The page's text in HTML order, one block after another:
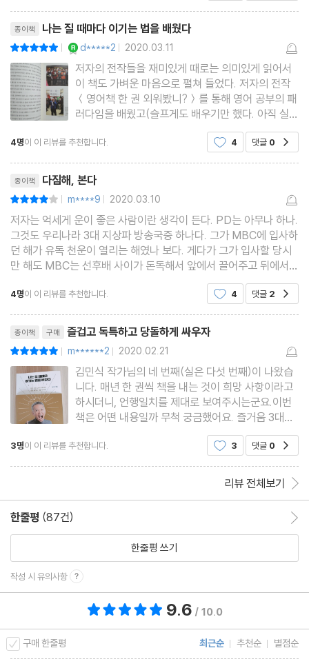
종이책 나는 질 때마다 이기는 법을 배웠다
| d*****2 | 2020.03.11
저자의 전작들을 재미있게 때로는 의미있게 읽어서
이 책도 가벼운 마음으로 펼쳐 들었다. 저자의 전작
＜영어책 한 권 외워봤니?＞를 통해 영어 공부의 패
러다임을 배웠고(슬프게도 배우기만 했다. 아직 실천
을 못하고 있는 부끄러운 나를 탓해본다), ＜내 모든
습관은 여행에서 만들어졌다＞를 보면서 여행을 통
아가는 법에 대해서 생
4명이 이 리뷰를 추천합니다. 4 댓글 0
종이책 다짐해, 본다
| m****9 | 2020.03.10
저자는 억세게 운이 좋은 사람이란 생각이 든다. PD는 아무나 하나.
그것도 우리나라 3대 지상파 방송국중 하나다. 그가 MBC에 입사하
던 해가 유독 천운이 열리는 해였나 보다. 게다가 그가 입사할 당시
만 해도 MBC는 선후배 사이가 돈독해서 앞에서 끌어주고 뒤에서
미는 그야말로 환상적인 조직문화를 자랑하고 있었나 보다. 그래서
유독 그가 활동했던 시절 스타 기자, 스타 PD가 많았
4명이 이 리뷰를 추천합니다. 4 댓글 2
종이책 구매 즐겁고 독특하고 당돌하게 싸우자
| m******2 | 2020.02.21
김민식 작가님의 네 번째(실은 다섯 번째)이 나왔습
니다. 매년 한 권씩 책을 내는 것이 희망 사항이라고
하시더니, 언행일치를 제대로 보여주시는군요.이번
책은 어떤 내용일까 무척 궁금했어요. 즐거움 3대장
(영어, 글쓰기, 여행)에 대해서는 앞선 책들에서 다
풀어 놓으셨기에 과연 어떤 얘기를 하실까 하며 기대
3명이 이 리뷰를 추천합니다. 3 댓글 0
리뷰 전체보기
한줄평 (87건)
한줄평 쓰기
작성 시 유의사항
9.6 / 10.0
구매 한줄평 최근순 추천순 별점순